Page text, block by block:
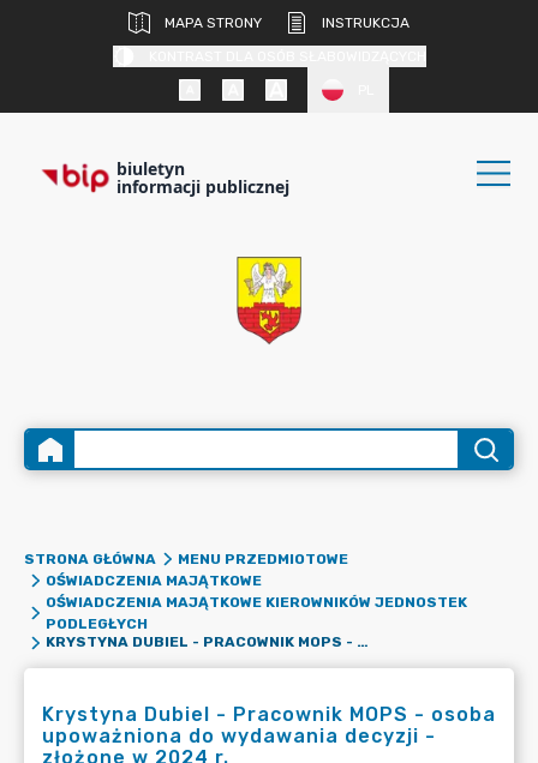
MAPA STRONY
INSTRUKCJA
biuletyn
informacji publicznej
STRONA GŁÓWNA
MENU PRZEDMIOTOWE
OŚWIADCZENIA MAJĄTKOWE
OŚWIADCZENIA MAJĄTKOWE KIEROWNIKÓW JEDNOSTEK
PODLEGŁYCH
KRYSTYNA DUBIEL - PRACOWNIK MOPS - OSOBA UPOWAŻNIONA DO WYDAWANIA DECYZJI - ZŁOŻONE W 2024 R.
Krystyna Dubiel - Pracownik MOPS - osoba
upoważniona do wydawania decyzji -
złożone w 2024 r.